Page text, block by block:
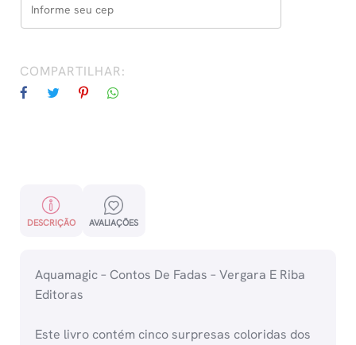
COMPARTILHAR:
DESCRIÇÃO AVALIAÇÕES
Aquamagic – Contos De Fadas – Vergara E Riba
Editoras
Este livro contém cinco surpresas coloridas dos